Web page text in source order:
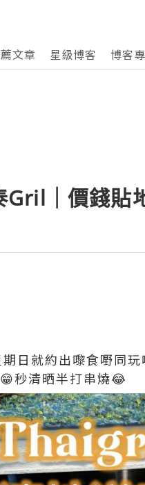
文章 星級博客 博客
｜價錢貼
日就約出嚟食嘢同
秒清晒半打串燒😂